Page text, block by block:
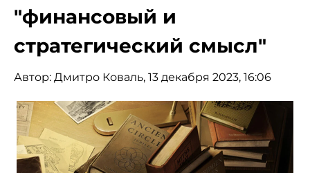
"финансовый и
стратегический смысл"
Автор: Дмитро Коваль, 13 декабря 2023, 16:06